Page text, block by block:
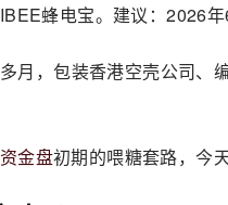
蜂电宝。建议：2026年
月，包装香港空壳公司、
资金盘初期的喂糖套路，今